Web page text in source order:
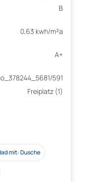
B
0,63 kwh/m²a
A+
591
Freiplatz (1)
mit: Dusche